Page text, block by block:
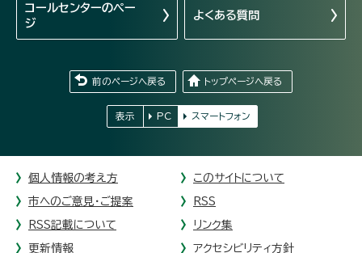
コールセンターのペー
ジ
よくある質問
前のページへ戻る トップページへ戻る
表示 PC スマートフォン
個人情報の考え方 このサイトについて
市へのご意見・ご提案 RSS
RSS記載について リンク集
更新情報 アクセシビリティ方針